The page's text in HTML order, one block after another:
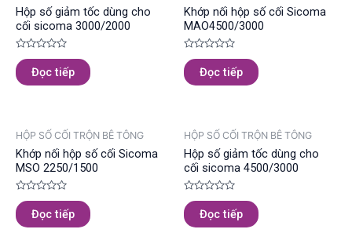
Hộp số giảm tốc dùng cho
cối sicoma 3000/2000
Được
xếp
hạng
0
Đọc tiếp
Khớp nối hộp số cối Sicoma
MAO4500/3000
Được
xếp
hạng
0
Đọc tiếp
HỘP SỐ CỐI TRỘN BÊ TÔNG
Khớp nối hộp số cối Sicoma
MSO 2250/1500
Được
xếp
hạng
0
Đọc tiếp
HỘP SỐ CỐI TRỘN BÊ TÔNG
Hộp số giảm tốc dùng cho
cối sicoma 4500/3000
Được
xếp
hạng
0
Đọc tiếp